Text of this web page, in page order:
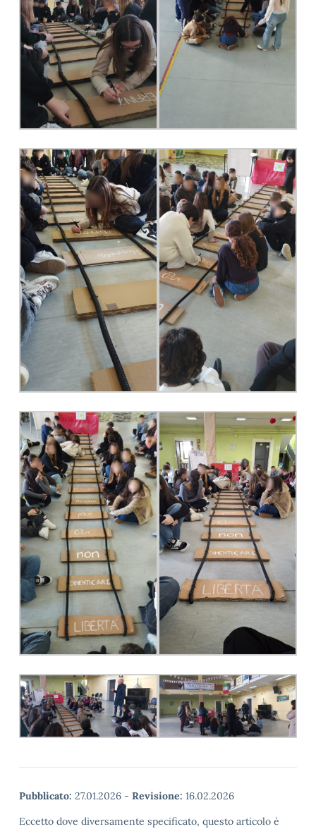
Pubblicato: 27.01.2026 - Revisione: 16.02.2026
Eccetto dove diversamente specificato, questo articolo è